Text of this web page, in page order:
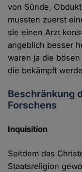
von Sünde,
mussten zuerst
sie einen Arzt
angeblich besser
waren ja die
die bekämpft
Beschränkung
Forschens
Inquisition
Seitdem das
Staatsreligion